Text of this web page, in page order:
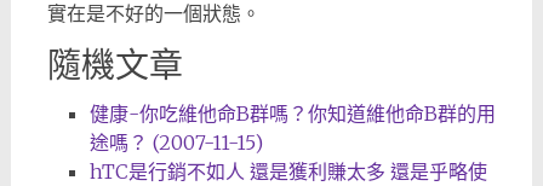
實在是不好的一個狀態。
隨機文章
健康-你吃維他命B群嗎？你知道維他命B群的用
途嗎？ (2007-11-15)
hTC是行銷不如人 還是獲利賺太多 還是乎略使